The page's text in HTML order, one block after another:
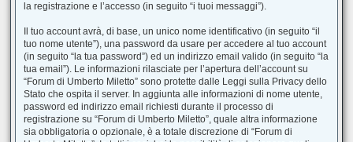
la registrazione e l’accesso (in seguito “i tuoi messaggi”).
Il tuo account avrà, di base, un unico nome identificativo (in seguito “il
tuo nome utente”), una password da usare per accedere al tuo account
(in seguito “la tua password”) ed un indirizzo email valido (in seguito “la
tua email”). Le informazioni rilasciate per l’apertura dell’account su
“Forum di Umberto Miletto” sono protette dalle Leggi sulla Privacy dello
Stato che ospita il server. In aggiunta alle informazioni di nome utente,
password ed indirizzo email richiesti durante il processo di
registrazione su “Forum di Umberto Miletto”, quale altra informazione
sia obbligatoria o opzionale, è a totale discrezione di “Forum di